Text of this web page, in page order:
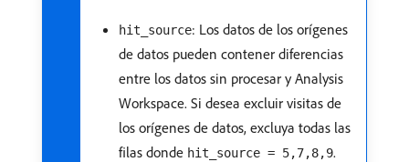
hit_source: Los datos de los orígenes
de datos pueden contener diferencias
entre los datos sin procesar y Analysis
Workspace. Si desea excluir visitas de
los orígenes de datos, excluya todas las
filas donde hit_source = 5,7,8,9.